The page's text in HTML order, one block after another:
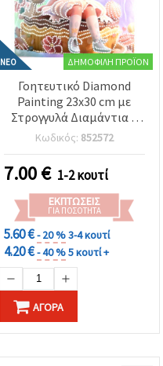
ΝΈΟ ΔΗΜΟΦΙΛΉ ΠΡΟΪΌΝ
Γοητευτικό Diamond
Painting 23x30 cm με
Στρογγυλά Διαμάντια –
Μερικό Drill Σχέδιο Sugar
Girl με Κομψή Κορνίζα
DG-30127
Κωδικός: 852572
7.00€ 1-2 κουτί
ΕΚΠΤΏΣΕΙΣ
ΓΙΑ ΠΟΣΌΤΗΤΑ
5.60 €- 20 %3-4 κουτί
4.20 €- 40 %5 κουτί +
ΑΓΟΡΆ